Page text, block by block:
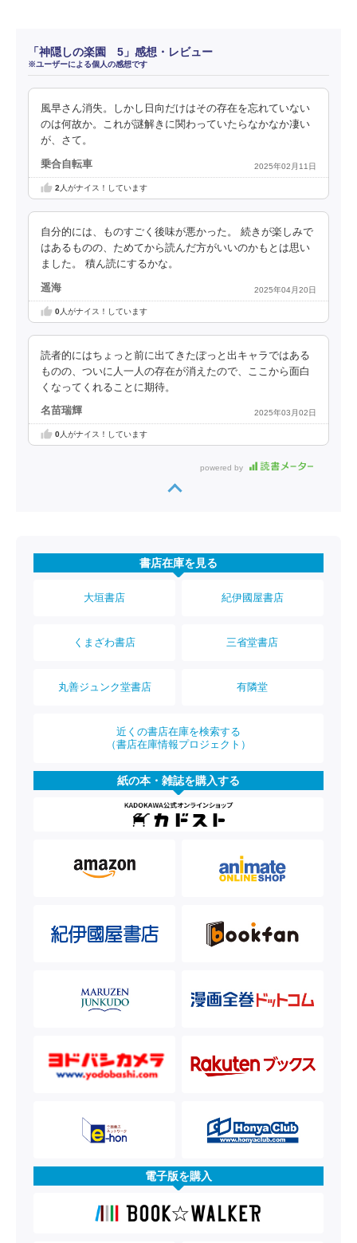
「神隠しの楽園 5」感想・レビュー
※ユーザーによる個人の感想です
風早さん消失。しかし日向だけはその存在を忘れていない
のは何故か。これが謎解きに関わっていたらなかなか凄い
が、さて。
乗合自転車 2025年02月11日
2 人がナイス！しています
自分的には、ものすごく後味が悪かった。 続きが楽しみで
はあるものの、ためてから読んだ方がいいのかもとは思い
ました。 積ん読にするかな。
遥海 2025年04月20日
0人がナイス！しています
読者的にはちょっと前に出てきたぽっと出キャラではある
ものの、ついに人一人の存在が消えたので、ここから面白
くなってくれることに期待。
名苗瑞輝 2025年03月02日
0人がナイス！しています
powered by
書店在庫を見る
大垣書店 紀伊國屋書店
くまざわ書店 三省堂書店
丸善ジュンク堂書店 有隣堂
近くの書店在庫を検索する
（書店在庫情報プロジェクト）
紙の本・雑誌を購入する
電子版を購入